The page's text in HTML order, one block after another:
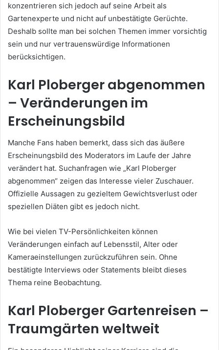
konzentrieren sich jedoch auf seine Arbeit als
Gartenexperte und nicht auf unbestätigte Gerüchte.
Deshalb sollte man bei solchen Themen immer vorsichtig
sein und nur vertrauenswürdige Informationen
berücksichtigen.
Karl Ploberger abgenommen
– Veränderungen im
Erscheinungsbild
Manche Fans haben bemerkt, dass sich das äußere
Erscheinungsbild des Moderators im Laufe der Jahre
verändert hat. Suchanfragen wie „Karl Ploberger
abgenommen“ zeigen das Interesse vieler Zuschauer.
Offizielle Aussagen zu gezieltem Gewichtsverlust oder
speziellen Diäten gibt es jedoch nicht.
Wie bei vielen TV-Persönlichkeiten können
Veränderungen einfach auf Lebensstil, Alter oder
Kameraeinstellungen zurückzuführen sein. Ohne
bestätigte Interviews oder Statements bleibt dieses
Thema reine Beobachtung.
Karl Ploberger Gartenreisen –
Traumgärten weltweit